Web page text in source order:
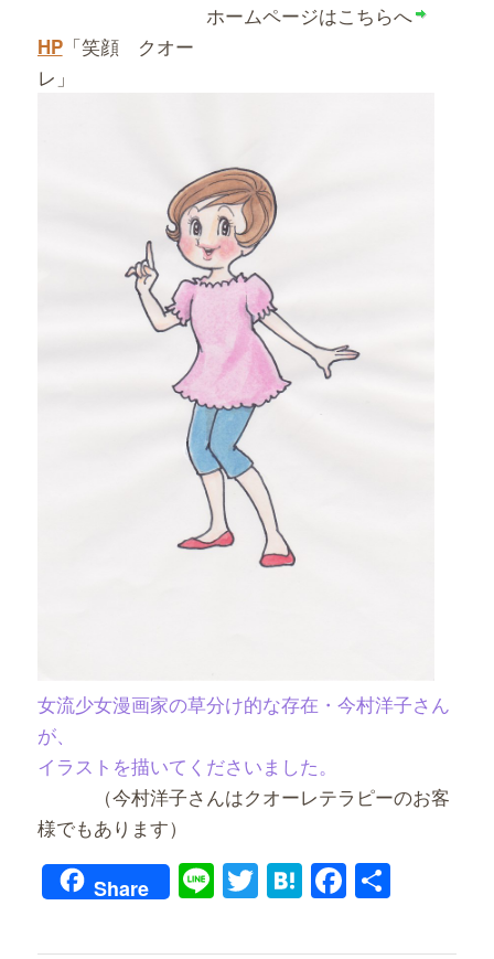
ホームページはこちらへ
HP「笑顔 クオー
レ
女流少女漫画家の草分け的な存在・今村洋子さん
が、
イラストを描いてくださいました。
（今村洋子さんはクオーレテラピーのお客
様でもあります）
Share LineTwitter
Hatena共